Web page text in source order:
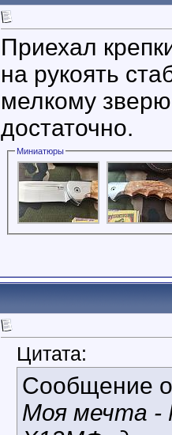
Приехал
на рукоять
мелкому зверю
достаточно.
Миниатюры
Цитата:
Сообщение
Моя мечта -